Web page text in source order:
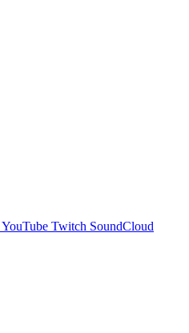
YouTube Twitch SoundCloud